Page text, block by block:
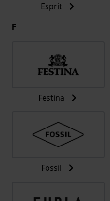
Esprit
F
Festina
Fossil